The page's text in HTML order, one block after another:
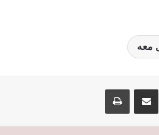
معه
سامو زين يعلن لأول مرة ارتباطه: خطيبتي
مصرية ومن الوسط الفني